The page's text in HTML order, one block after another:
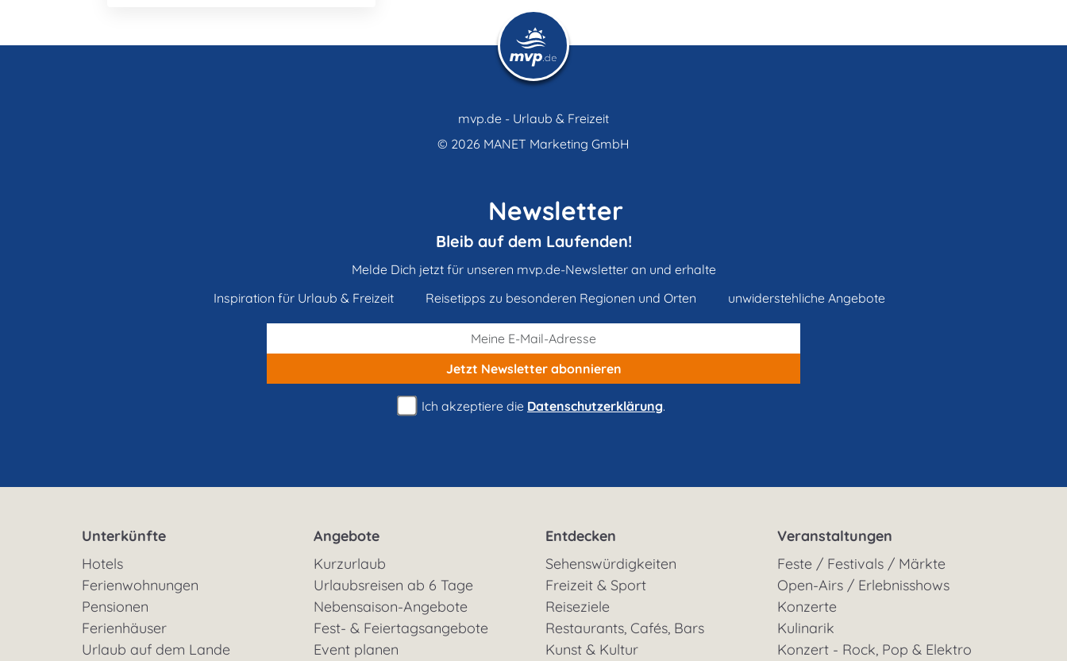
mvp.de - Urlaub & Freizeit
© 2026 MANET Marketing GmbH
Newsletter
Bleib auf dem Laufenden!
Melde Dich jetzt für unseren mvp.de-Newsletter an und erhalte
Inspiration für Urlaub & Freizeit
Reisetipps zu besonderen Regionen und Orten unwiderstehliche Angebote
Jetzt Newsletterabonnieren
Ich akzeptiere die Datenschutzerklärung.
Unterkünfte
Hotels
Ferienwohnungen
Pensionen
Ferienhäuser
Urlaub auf dem Lande
Angebote
Kurzurlaub
Urlaubsreisen ab 6 Tage
Nebensaison-Angebote
Fest- & Feiertagsangebote
Event planen
Entdecken
Sehenswürdigkeiten
Freizeit & Sport
Reiseziele
Restaurants, Cafés, Bars
Kunst & Kultur
Veranstaltungen
Feste / Festivals / Märkte
Open-Airs / Erlebnisshows
Konzerte
Kulinarik
Konzert - Rock, Pop & Elektro